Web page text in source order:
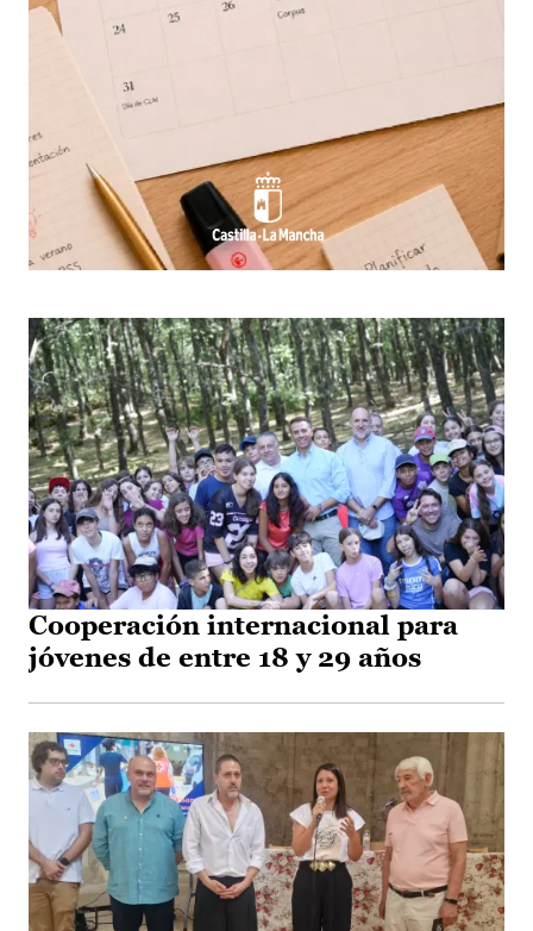
Cooperación internacional para
jóvenes de entre 18 y 29 años